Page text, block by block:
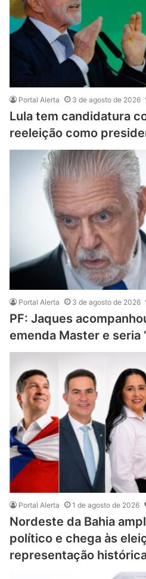
Portal Alerta 3 de agosto de 2026
Lula tem candidatura
reeleição como
Portal Alerta 3 de agosto de 2026
PF: Jaques
emenda Master e seria
Portal Alerta 1 de agosto de 2026
Nordeste da Bahia
político e chega às
representação